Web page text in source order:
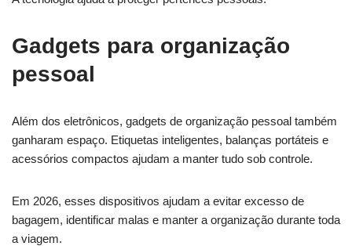
Gadgets para organização
pessoal
Além dos eletrônicos, gadgets de organização pessoal também
ganharam espaço. Etiquetas inteligentes, balanças portáteis e
acessórios compactos ajudam a manter tudo sob controle.
Em 2026, esses dispositivos ajudam a evitar excesso de
bagagem, identificar malas e manter a organização durante toda
a viagem.